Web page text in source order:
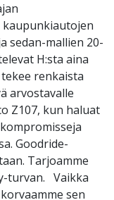
sedan-mallien 20-
H:sta aina
renkaista
arvostavalle
Z107, kun haluat
Goodride-
Tarjoamme
turvan. Vaikka
sen